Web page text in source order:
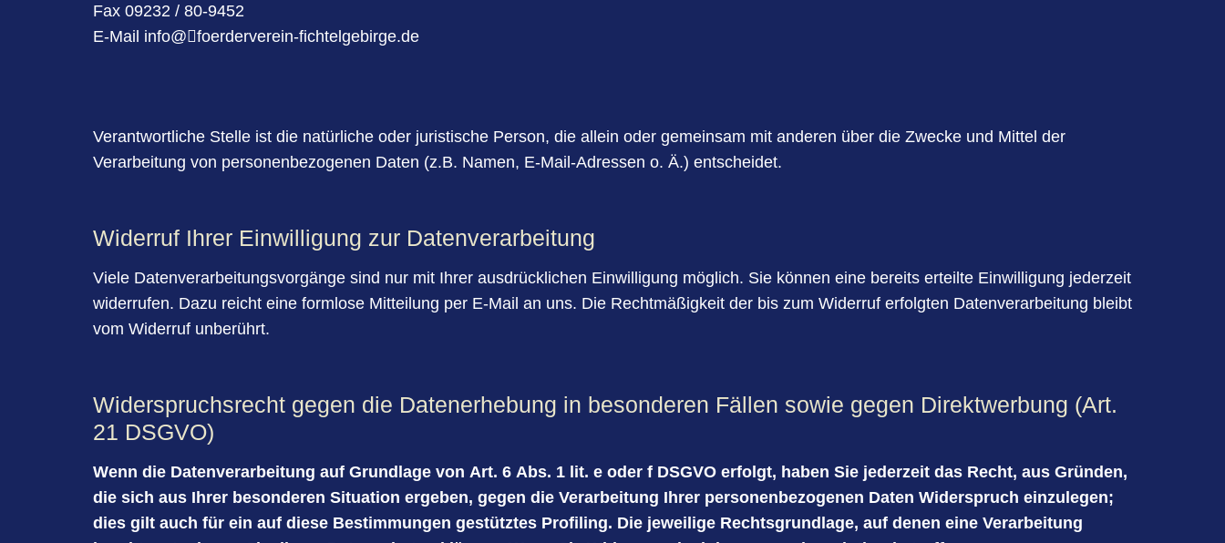
Fax 09232 / 80-9452
E-Mail info@ foerderverein-fichtelgebirge.de
Verantwortliche Stelle ist die natürliche oder juristische Person, die allein oder gemeinsam mit anderen über die Zwecke und Mittel der
Verarbeitung von personenbezogenen Daten (z.B. Namen, E-Mail-Adressen o. Ä.) entscheidet.
Widerruf Ihrer Einwilligung zur Datenverarbeitung
Viele Datenverarbeitungsvorgänge sind nur mit Ihrer ausdrücklichen Einwilligung möglich. Sie können eine bereits erteilte Einwilligung jederzeit
widerrufen. Dazu reicht eine formlose Mitteilung per E-Mail an uns. Die Rechtmäßigkeit der bis zum Widerruf erfolgten Datenverarbeitung bleibt
vom Widerruf unberührt.
Widerspruchsrecht gegen die Datenerhebung in besonderen Fällen sowie gegen Direktwerbung (Art.
21 DSGVO)
Wenn die Datenverarbeitung auf Grundlage von Art. 6 Abs. 1 lit. e oder f DSGVO erfolgt, haben Sie jederzeit das Recht, aus Gründen,
die sich aus Ihrer besonderen Situation ergeben, gegen die Verarbeitung Ihrer personenbezogenen Daten Widerspruch einzulegen;
dies gilt auch für ein auf diese Bestimmungen gestütztes Profiling. Die jeweilige Rechtsgrundlage, auf denen eine Verarbeitung